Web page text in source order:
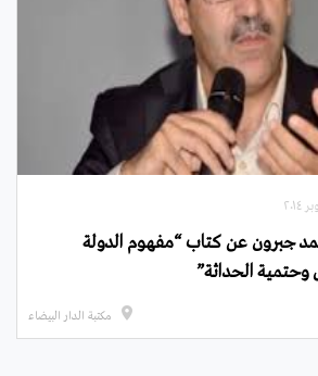
جبرون عن كتاب “مفهوم الدولة
وحتمية الحداثة”
مكتبة الدار البيضاء